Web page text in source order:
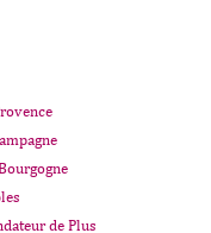
de Plus